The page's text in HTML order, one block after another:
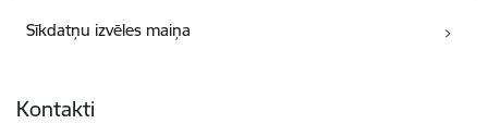
Sīkdatņu izvēles maiņa
Kontakti